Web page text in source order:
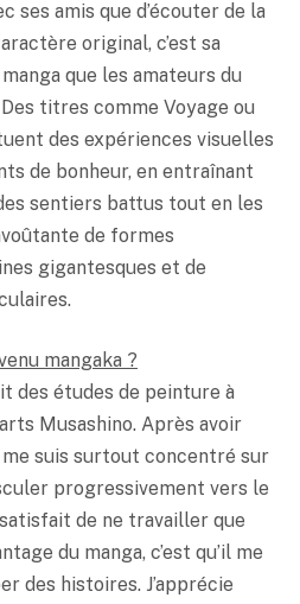
ses amis que d’écouter de la
original, c’est sa
que les amateurs du
titres comme Voyage ou
des expériences visuelles
de bonheur, en entraînant
sentiers battus tout en les
de formes
gigantesques et de
mangaka ?
des études de peinture à
Musashino. Après avoir
suis surtout concentré sur
progressivement vers le
satisfait de ne travailler que
du manga, c’est qu’il me
des histoires. J’apprécie